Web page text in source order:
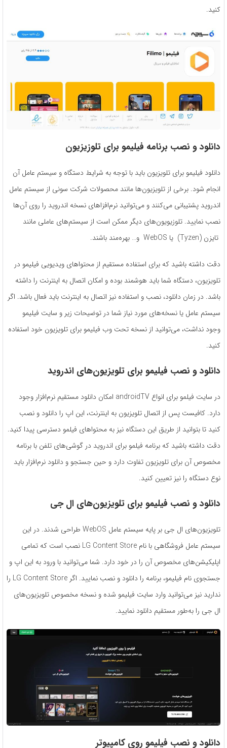
کنید.
دانلود و نصب برنامه فیلیمو برای تلوزیزیون
دانلود فیلیمو برای تلویزیون باید با توجه به شرایط دستگاه و سیستم عامل آن
انجام شود. برخی از تلویزیون‌ها مانند محصولات شرکت سونی از سیستم عامل
اندروید پشتیبانی می‌کنند و می‌توانید نرم‌افزاهای نسخه اندروید را روی آن‌ها
نصب نمایید. تلوزیویون‌های دیگر ممکن است از سیستم‌های عاملی مانند
تایزن (Tyzen) یا WebOS و… بهره‌مند باشند.
دقت داشته باشید که برای استفاده مستقیم از محتواهای ویدیویی فیلیمو در
تلویزیون، دستگاه شما باید هوشمند بوده و امکان اتصال به اینترنت را داشته
باشد. در زمان دانلود، نصب و استفاده نیز اتصال به اینترنت باید فعال باشد. اگر
سیستم عامل یا نسخه‌های مورد نیاز شما در توضیحات زیر و سایت فیلیمو
وجود نداشت، می‌توانید از نسخه تحت وب فیلیمو برای تلویزیون خود استفاده
کنید.
دانلود و نصب فیلیمو برای تلویزیون‌های اندروید
در سایت فیلمو برای انواع androidTV امکان دانلود مستقیم نرم‌افزار وجود
دارد. کافیست پس از اتصال تلویزیون به اینترنت، این اپ را دانلود و نصب
کنید تا بتوانید از طریق این دستگاه نیز به محتواهای فیلمو دسترسی پیدا کنید.
دقت داشته باشید که برنامه فیلمو برای اندروید در گوشی‌های تلفن با برنامه
مخصوص آن برای تلویزیون تفاوت دارد و حین جستجو و دانلود نرم‌افزار باید
نوع دستگاه را نیز تعیین کنید.
دانلود و نصب فیلیمو برای تلویزیون‌های ال جی
تلویزیون‌های ال جی بر پایه سیستم عامل WebOS طراحی شدند. در این
سیستم عامل فروشگاهی با نام LG Content Store نصب است که تمامی
اپلیکیشن‌های مخصوص آن را در خود دارد. شما می‌توانید با ورود به این اپ و
جستجوی نام فیلیمو، برنامه را دانلود و نصب نمایید. اگر LG Content Store را
ندارید نیز می‌توانید وارد سایت فیلیمو شده و نسخه مخصوص تلویزیون‌های
ال جی را به‌طور مستقیم دانلود نمایید.
دانلود و نصب فیلیمو روی کامپیوتر